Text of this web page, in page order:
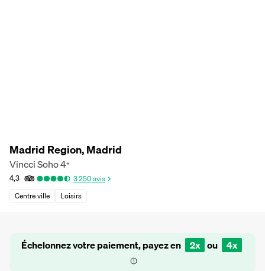
Madrid Region, Madrid
Vincci Soho4*
4,3 3 250avis
Centre ville
Loisirs
Échelonnez votre paiement, payez en 2x ou 4x